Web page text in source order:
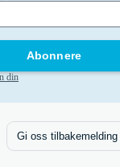
Abonnere
din
Gi oss tilbakemelding